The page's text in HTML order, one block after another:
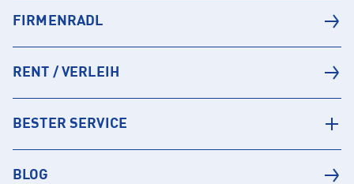
FIRMENRADL
RENT / VERLEIH
BESTER SERVICE
BLOG